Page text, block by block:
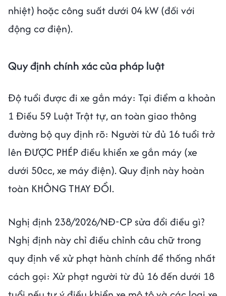
nhiệt) hoặc công suất dưới 04 kW (đối với
động cơ điện).
Quy định chính xác của pháp luật
Độ tuổi được đi xe gắn máy: Tại điểm a khoản
1 Điều 59 Luật Trật tự, an toàn giao thông
đường bộ quy định rõ: Người từ đủ 16 tuổi trở
lên ĐƯỢC PHÉP điều khiển xe gắn máy (xe
dưới 50cc, xe máy điện). Quy định này hoàn
toàn KHÔNG THAY ĐỔI.
Nghị định 238/2026/NĐ-CP sửa đổi điều gì?
Nghị định này chỉ điều chỉnh câu chữ trong
quy định về xử phạt hành chính để thống nhất
cách gọi: Xử phạt người từ đủ 16 đến dưới 18